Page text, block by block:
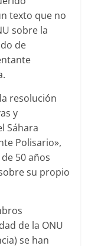
texto que no
sobre la
de
resolución
y
Sáhara
Polisario»,
50 años
su propio
de la ONU
se han